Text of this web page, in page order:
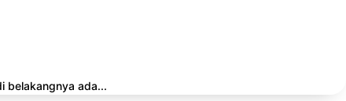
belakangnya ada...